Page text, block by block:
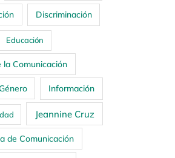
Discriminación
Educación
la Comunicación
Información
Jeannine Cruz
de Comunicación